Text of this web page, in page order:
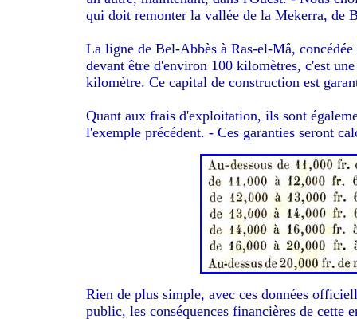
qui doit remonter la vallée de la Mekerra, de
La ligne de Bel-Abbès à Ras-el-Mâ,
devant être d'environ 100 kilomètres, c'est
kilomètre. Ce capital de construction est
Quant aux frais d'exploitation, ils sont
l'exemple précédent. - Ces garanties seront
Rien de plus simple, avec ces données
public, les conséquences financières de cette